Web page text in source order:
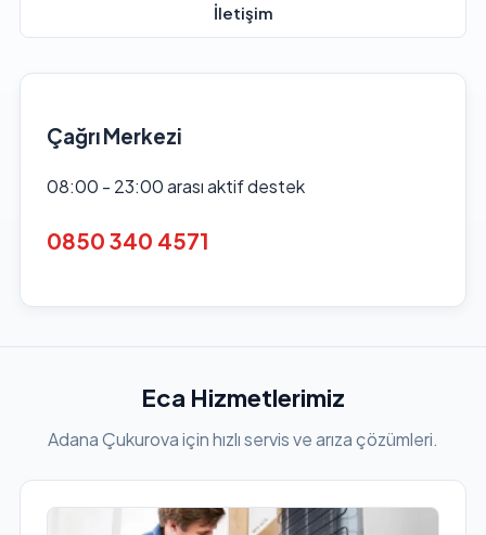
İletişim
Çağrı Merkezi
08:00 - 23:00 arası aktif destek
0850 340 4571
Eca Hizmetlerimiz
Adana Çukurova için hızlı servis ve arıza çözümleri.